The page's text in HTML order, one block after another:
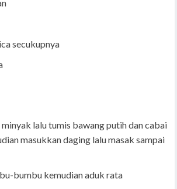
secukupnya
lalu tumis bawang putih dan cabai
masukkan daging lalu masak sampai
bumbu kemudian aduk rata